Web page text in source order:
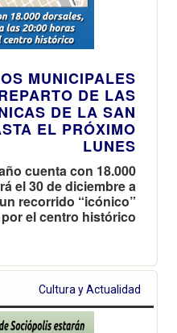
MUNICIPALES
DE LAS
DE LA SAN
EL PRÓXIMO
LUNES
cuenta con 18.000
el 30 de diciembre a
recorrido “icónico”
por el centro histórico
Cultura y Actualidad